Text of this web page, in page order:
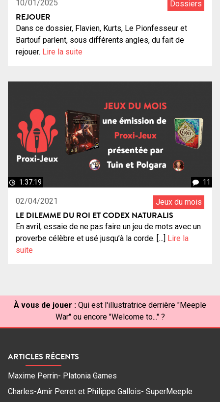
10/01/2025 Dossiers
REJOUER
Dans ce dossier, Flavien, Kurts, Le Pionfesseur et
Bartouf parlent, sous différents angles, du fait de
rejouer. Lire la suite
1:37:19 11
02/04/2021 Jeux du mois
LE DILEMME DU ROI ET CODEX NATURALIS
En avril, essaie de ne pas faire un jeu de mots avec un
proverbe célèbre et usé jusqu’à la corde. […] Lire la
suite
À vous de jouer : Qui est l'illustratrice derrière "Meeple
War" ou encore "Welcome to..." ?
ARTICLES RÉCENTS
Maxime Perrin- Platonia Games
Charles-Amir Perret et Philippe Gallois- SuperMeeple